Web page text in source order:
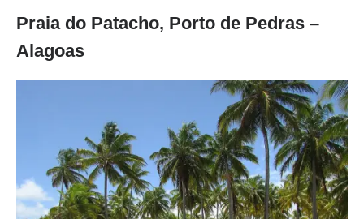
Praia do Patacho, Porto de Pedras –
Alagoas